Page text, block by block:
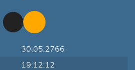
30.05.2766
19:12:12